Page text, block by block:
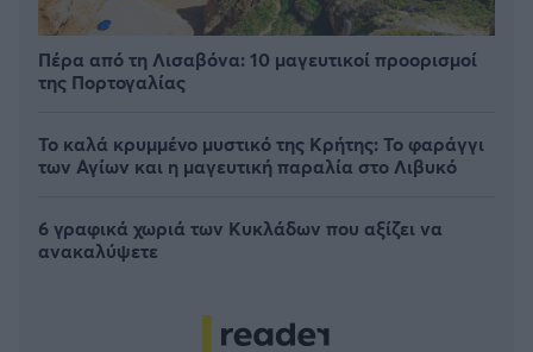
Πέρα από τη Λισαβόνα: 10 μαγευτικοί προορισμοί
της Πορτογαλίας
Το καλά κρυμμένο μυστικό της Κρήτης: Το φαράγγι
των Αγίων και η μαγευτική παραλία στο Λιβυκό
6 γραφικά χωριά των Κυκλάδων που αξίζει να
ανακαλύψετε